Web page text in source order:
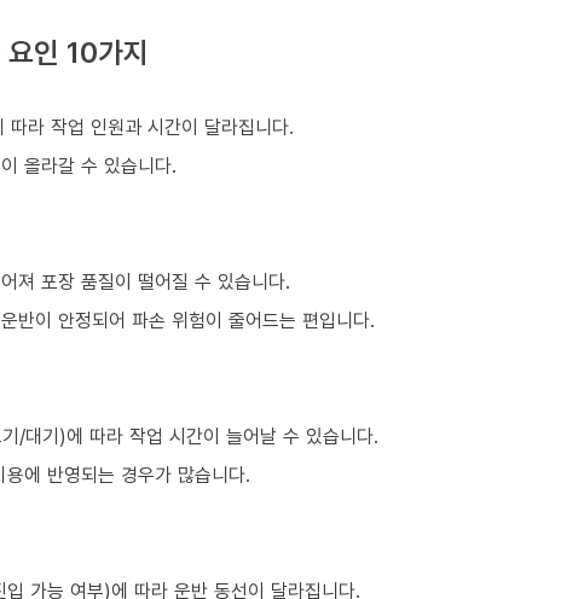
인 10가지
따라 작업 인원과 시간이 달라집니다.
올라갈 수 있습니다.
져 포장 품질이 떨어질 수 있습니다.
반이 안정되어 파손 위험이 줄어드는 편입니다.
/대기)에 따라 작업 시간이 늘어날 수 있습니다.
에 반영되는 경우가 많습니다.
가능 여부)에 따라 운반 동선이 달라집니다.